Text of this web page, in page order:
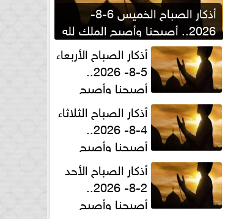
أذكار الصباح الخميس 6-8-
2026.. أصبحنا وأصبح الملك لله
والحمد لله
أذكار الصباح الأربعاء
5-8- 2026..
أصبحنا وأصبح
الملك لله والحمد للهأذكار الصباح الثلاثاء
4-8- 2026..
أصبحنا وأصبح
الملك لله والحمد للهأذكار الصباح الأحد
2-8- 2026..
أصبحنا وأصبح